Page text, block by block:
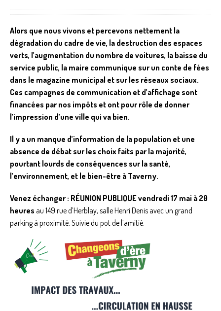
Alors que nous vivons et percevons nettement la
dégradation du cadre de vie, la destruction des espaces
verts, l’augmentation du nombre de voitures, la baisse du
service public, la maire communique sur un conte de fées
dans le magazine municipal et sur les réseaux sociaux.
Ces campagnes de communication et d’affichage sont
financées par nos impôts et ont pour rôle de donner
l’impression d’une ville qui va bien.
Il y a un manque d’information de la population et une
absence de débat sur les choix faits par la majorité,
pourtant lourds de conséquences sur la santé,
l’environnement, et le bien-être à Taverny.
Venez échanger : RÉUNION PUBLIQUE vendredi 17 mai à 20
heures au 149 rue d’Herblay, salle Henri Denis avec un grand
parking à proximité. Suivie du pot de l’amitié.